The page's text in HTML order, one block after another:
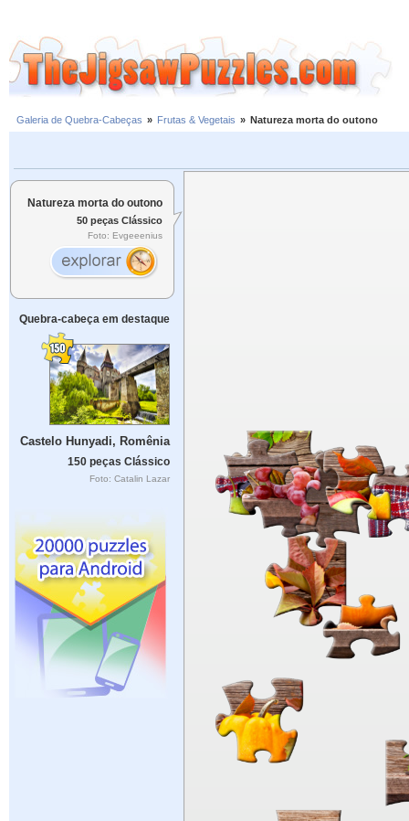
Galeria de Quebra-Cabeças » Frutas & Vegetais » Natureza morta do outono
Natureza morta do outono
50 peças Clássico
Foto: Evgeeenius
Quebra-cabeça em destaque
Castelo Hunyadi, Romênia
150 peças Clássico
Foto: Catalin Lazar